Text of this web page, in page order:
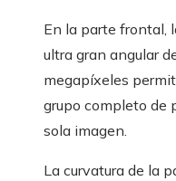
En la parte frontal,
ultra gran angular
megapíxeles
grupo completo de
sola imagen.
La curvatura de la